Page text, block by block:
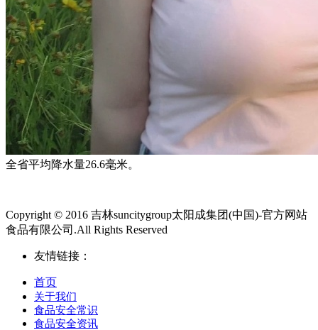
全省平均降水量26.6毫米。
Copyright © 2016 吉林suncitygroup太阳成集团(中国)-官方网站
食品有限公司.All Rights Reserved
友情链接：
首页
关于我们
食品安全常识
食品安全资讯